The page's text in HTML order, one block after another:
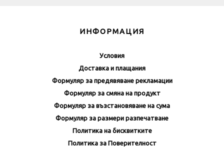
ИНФОРМАЦИЯ
Условия
Доставка и плащания
Формуляр за предявяване рекламации
Формуляр за смяна на продукт
Формуляр за възстановяване на сума
Формуляр за размери разпечатване
Политика на бисквитките
Политика за Поверителност